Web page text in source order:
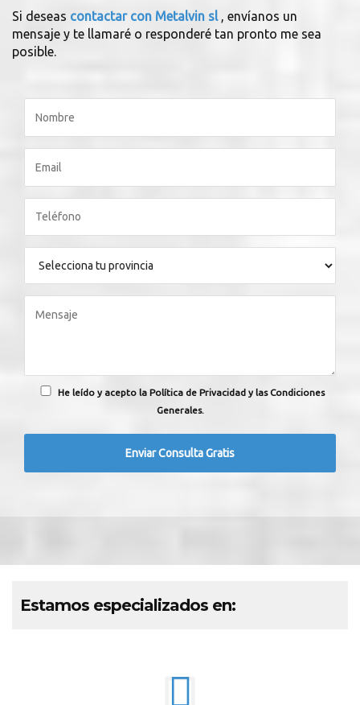
Si deseas contactar con Metalvin sl , envíanos un
mensaje y te llamaré o responderé tan pronto me sea
posible.
He leído y acepto la Política de Privacidad y las Condiciones
Generales.
Estamos especializados en: